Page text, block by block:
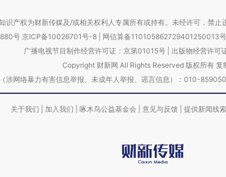
识产权为财新传媒及/或相关权利人专属所有或持有。未经许可，禁止
号 京ICP备10026701号-8 网信算备110105862729401250013号
广播电视节目制作经营许可证：京第01015号| 出版物经营许可
Copyright 财新网 All Rights Reserved 版权所有 复
涉网络暴力有害信息举报、未成年人举报、谣言信息）：010-
关于我们 加入我们 啄木鸟公益基金会 意见与反馈 提供新闻线索